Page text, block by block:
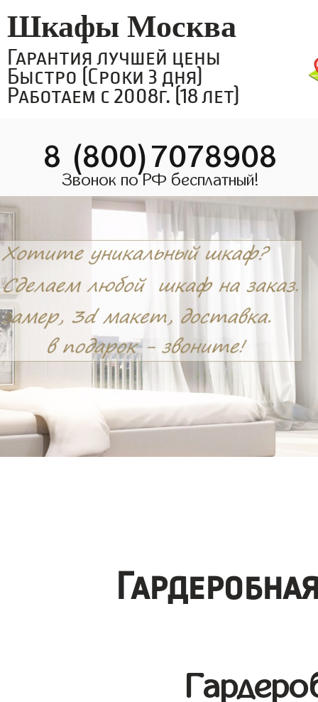
Шкафы Москва
Гарантия лучшей цены
Быстро (Сроки 3 дня)
Работаем с 2008г. (18 лет)
8 (800)7078908
Звонок по РФ бесплатный!